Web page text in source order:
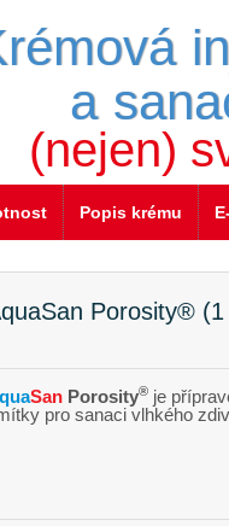
Popis krému
(nejen)
a
Porosity®
SanPorosity®je
pro sanaci vlhkého